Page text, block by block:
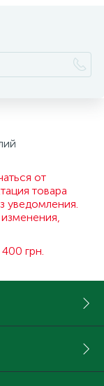
от
товара
уведомления.
грн.